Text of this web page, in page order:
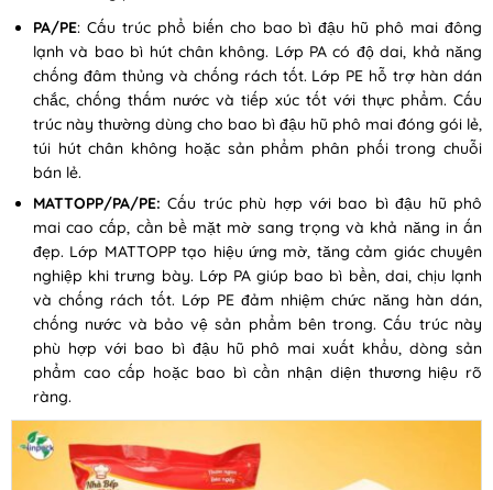
PA/PE: Cấu trúc phổ biến cho bao bì đậu hũ phô mai đông
lạnh và bao bì hút chân không. Lớp PA có độ dai, khả năng
chống đâm thủng và chống rách tốt. Lớp PE hỗ trợ hàn dán
chắc, chống thấm nước và tiếp xúc tốt với thực phẩm. Cấu
trúc này thường dùng cho bao bì đậu hũ phô mai đóng gói lẻ,
túi hút chân không hoặc sản phẩm phân phối trong chuỗi
bán lẻ.
MATTOPP/PA/PE: Cấu trúc phù hợp với bao bì đậu hũ phô
mai cao cấp, cần bề mặt mờ sang trọng và khả năng in ấn
đẹp. Lớp MATTOPP tạo hiệu ứng mờ, tăng cảm giác chuyên
nghiệp khi trưng bày. Lớp PA giúp bao bì bền, dai, chịu lạnh
và chống rách tốt. Lớp PE đảm nhiệm chức năng hàn dán,
chống nước và bảo vệ sản phẩm bên trong. Cấu trúc này
phù hợp với bao bì đậu hũ phô mai xuất khẩu, dòng sản
phẩm cao cấp hoặc bao bì cần nhận diện thương hiệu rõ
ràng.